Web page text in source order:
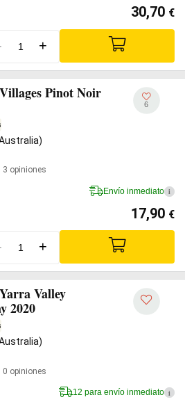
30,70 €
+
Pinot Noir
3 opiniones
6
Envío inmediato i
17,90 €
+
Valley
2020
0 opiniones
12 para envío inmediato i